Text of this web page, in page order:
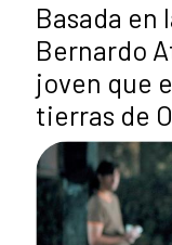
Basada en
Bernardo
joven que
tierras de